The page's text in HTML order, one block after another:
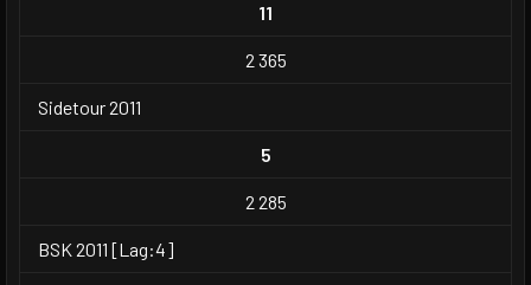
11
2 365
Sidetour 2011
5
2 285
BSK 2011 [Lag:4]